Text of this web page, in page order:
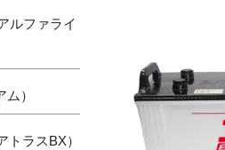
ルファライ
）
トラスBX）